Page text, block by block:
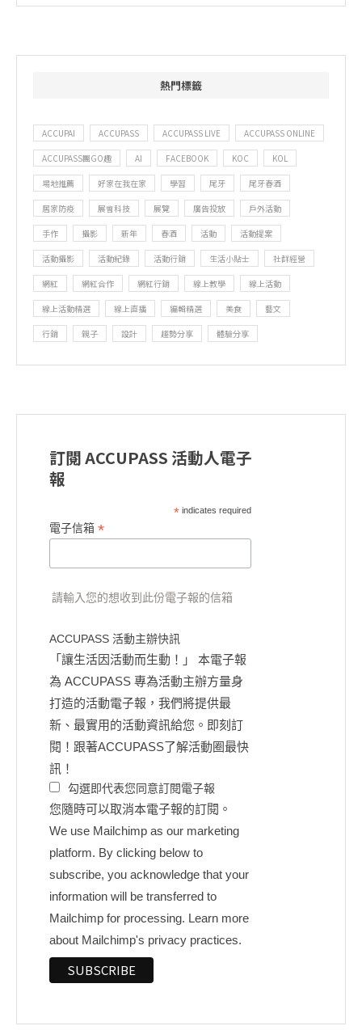
熱門標籤
ACCUPAI ACCUPASS ACCUPASS LIVE ACCUPASS ONLINE
ACCUPASS團GO趣 AI FACEBOOK KOC KOL
場地推薦 好家在我在家 學習 尾牙 尾牙春酒
居家防疫 展會科技 展覽 廣告投放 戶外活動
手作 攝影 新年 春酒 活動 活動提案
活動攝影 活動紀錄 活動行銷 生活小貼士 社群經營
網紅 網紅合作 網紅行銷 線上教學 線上活動
線上活動精選 線上直播 編輯精選 美食 藝文
行銷 親子 設計 趨勢分享 體驗分享
訂閱 ACCUPASS 活動人電子
報
*indicates required
電子信箱 *
請輸入您的想收到此份電子報的信箱
ACCUPASS 活動主辦快訊
「讓生活因活動而生動！」 本電子報
為 ACCUPASS 專為活動主辦方量身
打造的活動電子報，我們將提供最
新、最實用的活動資訊給您。即刻訂
閱！跟著ACCUPASS了解活動圈最快
訊！
勾選即代表您同意訂閱電子報
您隨時可以取消本電子報的訂閱。
We use Mailchimp as our marketing
platform. By clicking below to
subscribe, you acknowledge that your
information will be transferred to
Mailchimp for processing. Learn more
about Mailchimp's privacy practices.